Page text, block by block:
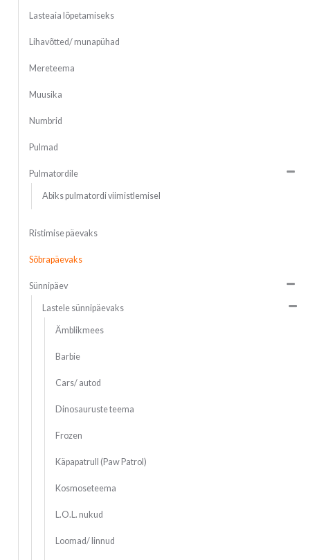
Lasteaia lõpetamiseks
Lihavõtted/ munapühad
Mereteema
Muusika
Numbrid
Pulmad
Pulmatordile
Abiks pulmatordi viimistlemisel
Ristimise päevaks
Sõbrapäevaks
Sünnipäev
Lastele sünnipäevaks
Ämblikmees
Barbie
Cars/ autod
Dinosauruste teema
Frozen
Käpapatrull (Paw Patrol)
Kosmoseteema
L.O.L. nukud
Loomad/ linnud